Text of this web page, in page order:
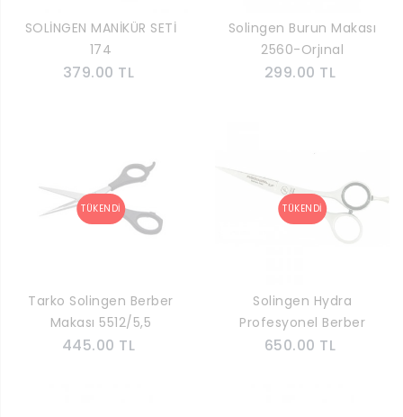
SOLİNGEN MANİKÜR SETİ
174
379.00 TL
Solingen Burun Makası
2560-Orjınal
299.00 TL
Tarko Solingen Berber
Makası 5512/5,5
445.00 TL
Solingen Hydra
Profesyonel Berber
Makası 5516/5,5
650.00 TL